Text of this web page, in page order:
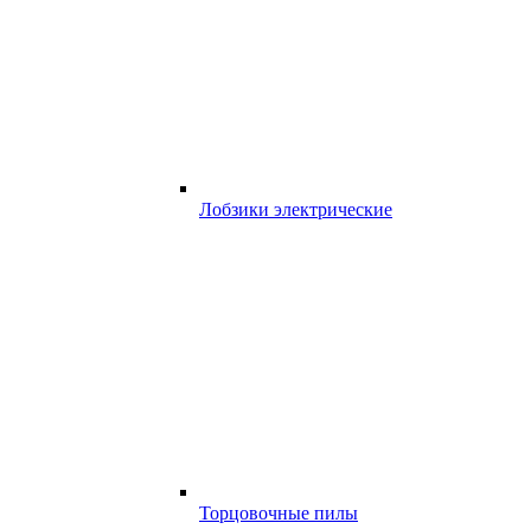
Лобзики электрические
Торцовочные пилы